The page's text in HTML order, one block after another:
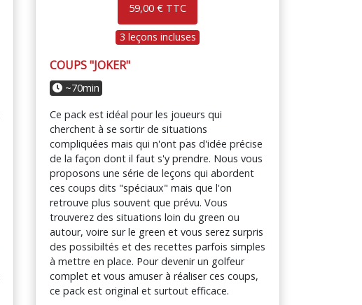
59,00 € TTC
3 leçons incluses
COUPS "JOKER"
~70min
Ce pack est idéal pour les joueurs qui
cherchent à se sortir de situations
compliquées mais qui n'ont pas d'idée précise
de la façon dont il faut s'y prendre. Nous vous
proposons une série de leçons qui abordent
ces coups dits "spéciaux" mais que l'on
retrouve plus souvent que prévu. Vous
trouverez des situations loin du green ou
autour, voire sur le green et vous serez surpris
des possibiltés et des recettes parfois simples
à mettre en place. Pour devenir un golfeur
complet et vous amuser à réaliser ces coups,
ce pack est original et surtout efficace.